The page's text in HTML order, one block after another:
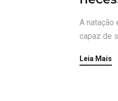
A natação
capaz de
Leia Mais